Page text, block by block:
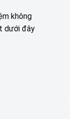
không
dưới đây